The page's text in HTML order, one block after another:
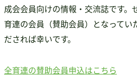
成会会員向けの情報・交流誌です。
育連の会員（賛助会員）となってい
だされば幸いです。
全育連の賛助会員申込はこちら